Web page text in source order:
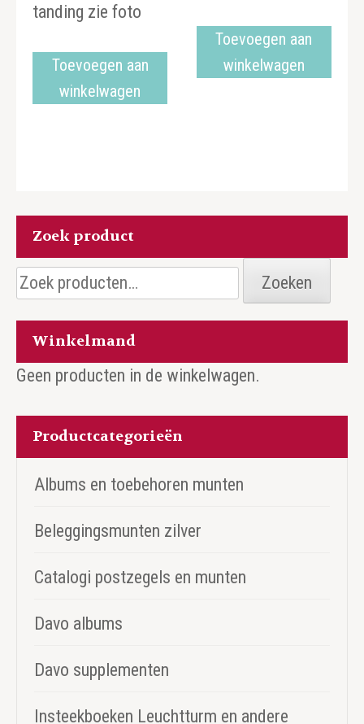
tanding zie foto
Toevoegen aan
winkelwagen
Toevoegen aan
winkelwagen
Zoek product
Zoeken
naar:
Zoeken
Winkelmand
Geen producten in de winkelwagen.
Productcategorieën
Albums en toebehoren munten
Beleggingsmunten zilver
Catalogi postzegels en munten
Davo albums
Davo supplementen
Insteekboeken Leuchtturm en andere